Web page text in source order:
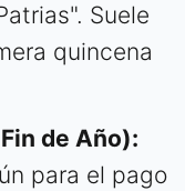
Suele
quincena
de Año):
para el pago